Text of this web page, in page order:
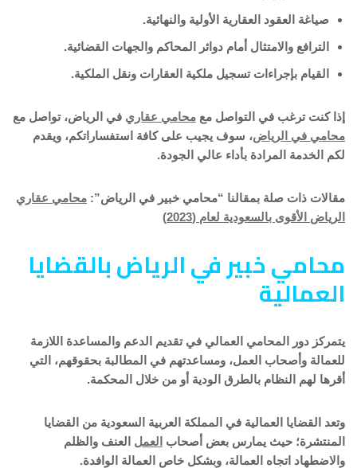
صياغة العقود العقارية الأولية والنهائية.
الترافع والامتثال أمام دوائر المحاكم والجهات القضائية.
القيام بإجراءات تسجيل ملكية العقارات ونقل الملكية.
إذا كنت ترغب في التواصل مع محامي عقاري في الرياض، تواصل مع
محامي في الرياض، سوف يجيب على كافة استفساراتكم، ويقدم
لكم الخدمة المرادة بأداء عالي الجودة.
مقالات ذات صلة بمقالنا “محامي خبير في الرياض”: محامي عقاري
الرياض الأقوى بالسعودية لعام (2023)
محامي خبير في الرياض بالقضايا
العمالية
يتمركز دور المحامي العمالي في تقديم الدعم والمساعدة اللازمة
للعمالة وأصحاب العمل، ومساعدتهم في المطالبة بحقوقهم، التي
أقرها لهم النظام بالطرق الودية أو من خلال المحكمة.
وتعد القضايا العمالية في المملكة العربية السعودية من القضايا
المنتشرة؛ حيث يمارس بعض أصحاب العمل العنف والظلم
والاضطهاد اتجاه العمالة، وبشكل خاص العمالة الوافدة.